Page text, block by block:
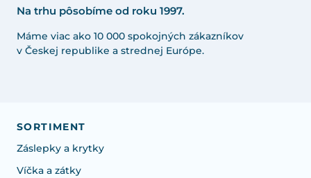
Na trhu pôsobíme od roku 1997.
Máme viac ako 10 000 spokojných zákazníkov
v Českej republike a strednej Európe.
SORTIMENT
Záslepky a krytky
Víčka a zátky